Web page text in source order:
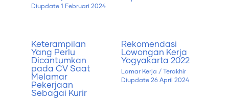
Diupdate 1 Februari 2024
Keterampilan
Yang Perlu
Dicantumkan
pada CV Saat
Melamar
Pekerjaan
Sebagai Kurir
Rekomendasi
Lowongan Kerja
Yogyakarta 2022
Lamar Kerja / Terakhir
Diupdate26 April 2024